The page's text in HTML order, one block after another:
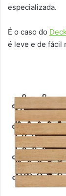
especializada.
É o caso do
é leve e de fácil